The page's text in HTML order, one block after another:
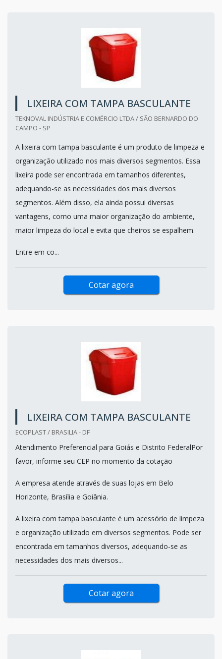
LIXEIRA COM TAMPA BASCULANTE
TEKNOVAL INDÚSTRIA E COMÉRCIO LTDA / SÃO BERNARDO DO
CAMPO - SP
A lixeira com tampa basculante é um produto de limpeza e
organização utilizado nos mais diversos segmentos. Essa
lixeira pode ser encontrada em tamanhos diferentes,
adequando-se as necessidades dos mais diversos
segmentos. Além disso, ela ainda possui diversas
vantagens, como uma maior organização do ambiente,
maior limpeza do local e evita que cheiros se espalhem.
Entre em co...
Cotar agora
LIXEIRA COM TAMPA BASCULANTE
ECOPLAST / BRASILIA - DF
Atendimento Preferencial para Goiás e Distrito FederalPor
favor, informe seu CEP no momento da cotação
A empresa atende através de suas lojas em Belo
Horizonte, Brasília e Goiânia.
A lixeira com tampa basculante é um acessório de limpeza
e organização utilizado em diversos segmentos. Pode ser
encontrada em tamanhos diversos, adequando-se as
necessidades dos mais diversos...
Cotar agora